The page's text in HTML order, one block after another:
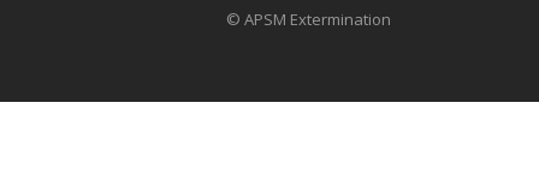
© APSM Extermination